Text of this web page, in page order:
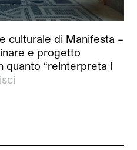
culturale di Manifesta –
e progetto
quanto “reinterpreta i